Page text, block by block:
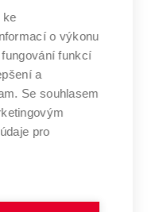
učení
technické
ke
o výkonu
funkcí
a
Se souhlasem
pro